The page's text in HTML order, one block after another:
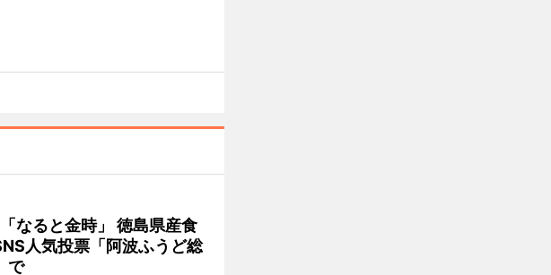
なると金時」 徳島県産食
人気投票「阿波ふうど総
で